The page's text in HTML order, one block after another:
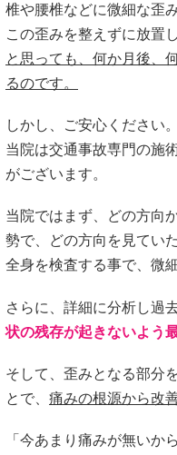
椎や腰椎などに微細な歪
この歪みを整えずに放置
と思っても、何か月後、
るのです。
しかし、ご安心ください。
当院は交通事故専門の施
がございます。
当院ではまず、どの方向
勢で、どの方向を見てい
全身を検査する事で、微
さらに、詳細に分析し過
状の残存が起きないよう
そして、歪みとなる部分
とで、 痛みの根源から改
「今あまり痛みが無いか